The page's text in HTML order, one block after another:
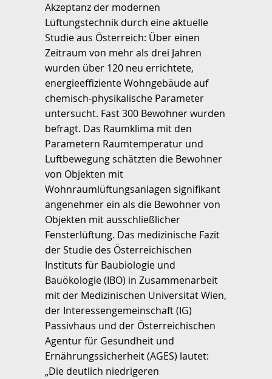
Akzeptanz der modernen
Lüftungstechnik durch eine aktuelle
Studie aus Österreich: Über einen
Zeitraum von mehr als drei Jahren
wurden über 120 neu errichtete,
energieeffiziente Wohngebäude auf
chemisch-physikalische Parameter
untersucht. Fast 300 Bewohner wurden
befragt. Das Raumklima mit den
Parametern Raumtemperatur und
Luftbewegung schätzten die Bewohner
von Objekten mit
Wohnraumlüftungsanlagen signifikant
angenehmer ein als die Bewohner von
Objekten mit ausschließlicher
Fensterlüftung. Das medizinische Fazit
der Studie des Österreichischen
Instituts für Baubiologie und
Bauökologie (IBO) in Zusammenarbeit
mit der Medizinischen Universität Wien,
der Interessengemeinschaft (IG)
Passivhaus und der Österreichischen
Agentur für Gesundheit und
Ernährungssicherheit (AGES) lautet:
„Die deutlich niedrigeren